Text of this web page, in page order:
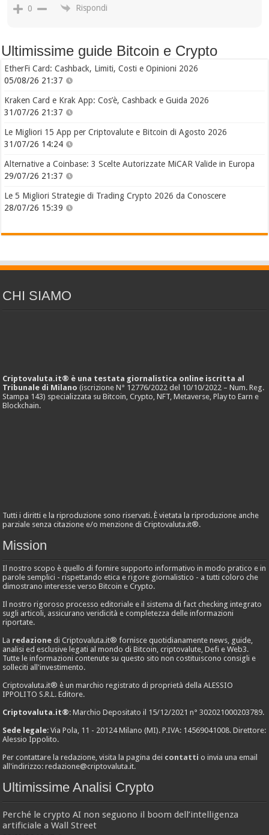
0 Rispondi
Ultimissime guide Bitcoin e Crypto
EtherFi Card: Cashback, Limiti, Costi e Opinioni 2026
05/08/26 21:37
Kraken Card e Krak App: Cos’è, Cashback e Guida 2026
31/07/26 21:37
Le Migliori 15 App per Criptovalute e Bitcoin di Agosto 2026
31/07/26 14:24
Alternative a Coinbase: 3 Scelte Autorizzate MiCAR Valide in Europa
29/07/26 21:37
Le 5 Migliori Strategie di Trading Crypto 2026 da Conoscere
28/07/26 15:39
CHI SIAMO
Criptovaluta.it® è una testata giornalistica online iscritta al
Tribunale di Milano (iscrizione N° 12776/2022 del 10/10/2022 – Num. Reg.
Stampa 143) specializzata su Bitcoin, Crypto, NFT, Metaverse, Play to Earn e
Blockchain.
Tutti i diritti e la riproduzione sono riservati. È vietata la riproduzione anche
parziale senza citazione e/o menzione di Criptovaluta.it®.
Mission
Il nostro scopo è quello di fornire supporto informativo in modo pratico e in
parole semplici - rispettando etica e rigore giornalistico - a tutti coloro che
dimostrano interesse verso Bitcoin e Crypto.
Il nostro rigoroso processo editoriale e il sistema di fact checking integrato
sugli articoli, assicurano veridicità e completezza delle informazioni
riportate.
La redazione di Criptovaluta.it® fornisce quotidianamente news, guide,
analisi ed esclusive legati al mondo di Bitcoin, criptovalute, Defi e Web3.
Tutte le informazioni contenute su questo sito non costituiscono consigli e
solleciti all'investimento.
Criptovaluta.it® è un marchio registrato di proprietà della ALESSIO
IPPOLITO S.R.L. Editore.
Criptovaluta.it®: Marchio Depositato il 15/12/2021 n° 302021000203789.
Sede legale: Via Pola, 11 - 20124 Milano (MI). P.IVA: 14569041008. Direttore:
Alessio Ippolito.
Per contattare la redazione, visita la pagina dei contatti o invia una email
all'indirizzo:redazione@criptovaluta.it.
Ultimissime Analisi Crypto
Perché le crypto AI non seguono il boom dell’intelligenza
artificiale a Wall Street